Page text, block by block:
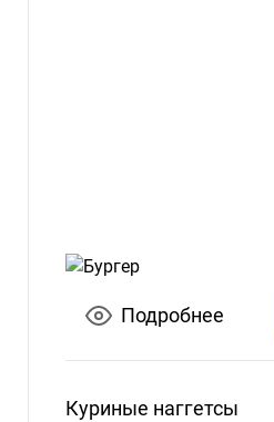
Подробнее
Куриные наггетсы